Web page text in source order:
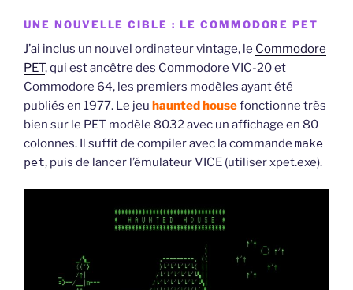
UNE NOUVELLE CIBLE : LE COMMODORE PET
J’ai inclus un nouvel ordinateur vintage, le Commodore
PET, qui est ancêtre des Commodore VIC-20 et
Commodore 64, les premiers modèles ayant été
publiés en 1977. Le jeu haunted housefonctionne très
bien sur le PET modèle 8032 avec un affichage en 80
colonnes. Il suffit de compiler avec la commande make
pet, puis de lancer l’émulateur VICE (utiliser xpet.exe).